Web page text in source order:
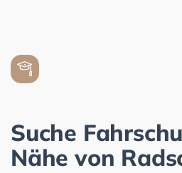
Suche
Nähe von